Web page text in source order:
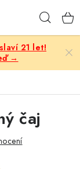
21 let!
→
čaj